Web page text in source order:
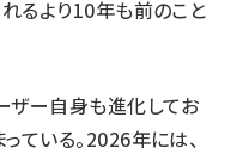
るより10年も前のこと
ザー自身も進化してお
ている。2026年には、